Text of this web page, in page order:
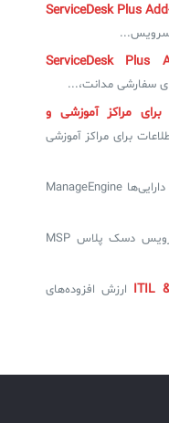
ServiceDesk Plus
ServiceDesk Plus
برای مراکز آموزشی و
برای مراکز آموزشی
راه حل جامع مدیریت دارایی‌ها ManageEngine
راه‌حل یکپارچه سرویس دسک پلاس MSP
ITIL GET IN TOUCH ITIL & SDP ارزش افزوده‌های